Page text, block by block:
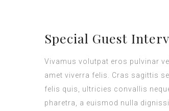
Special Guest
Vivamus volutpat eros pulvinar
amet viverra felis. Cras sagittis
felis quis, ultricies convallis
pharetra, a euismod nulla